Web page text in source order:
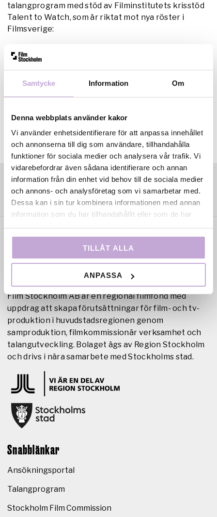
Samtycke Information Om
Denna webbplats använder kakor
Vi använder enhetsidentifierare för att anpassa innehållet
och annonserna till dig som användare, tillhandahålla
funktioner för sociala medier och analysera vår trafik. Vi
vidarebefordrar även sådana identifierare och annan
information från din enhet vid behov till de sociala medier
och annons- och analysföretag som vi samarbetar med.
Dessa kan i sin tur kombinera informationen med annan
information som du har tillhandahållit eller som de har
TILLÅT ALLA
ANPASSA
talangprogram med stöd av Filminstitutets krisstöd
Talent to Watch, som är riktat mot nya röster i
Filmsverige:
Film Stockholm Debut
Information om olika insatser på
talangutvecklingsområdet publiceras här löpande
och workshops.
Film Stockholm AB är en regional filmfond med
uppdrag att skapa förutsättningar för film- och tv-
produktion i huvudstadsregionen genom
samproduktion, filmkommissionär verksamhet och
talangutveckling. Bolaget ägs av Region Stockholm
och drivs i nära samarbete med Stockholms stad.
Snabblänkar
Ansökningsportal
Talangprogram
Stockholm Film Commission